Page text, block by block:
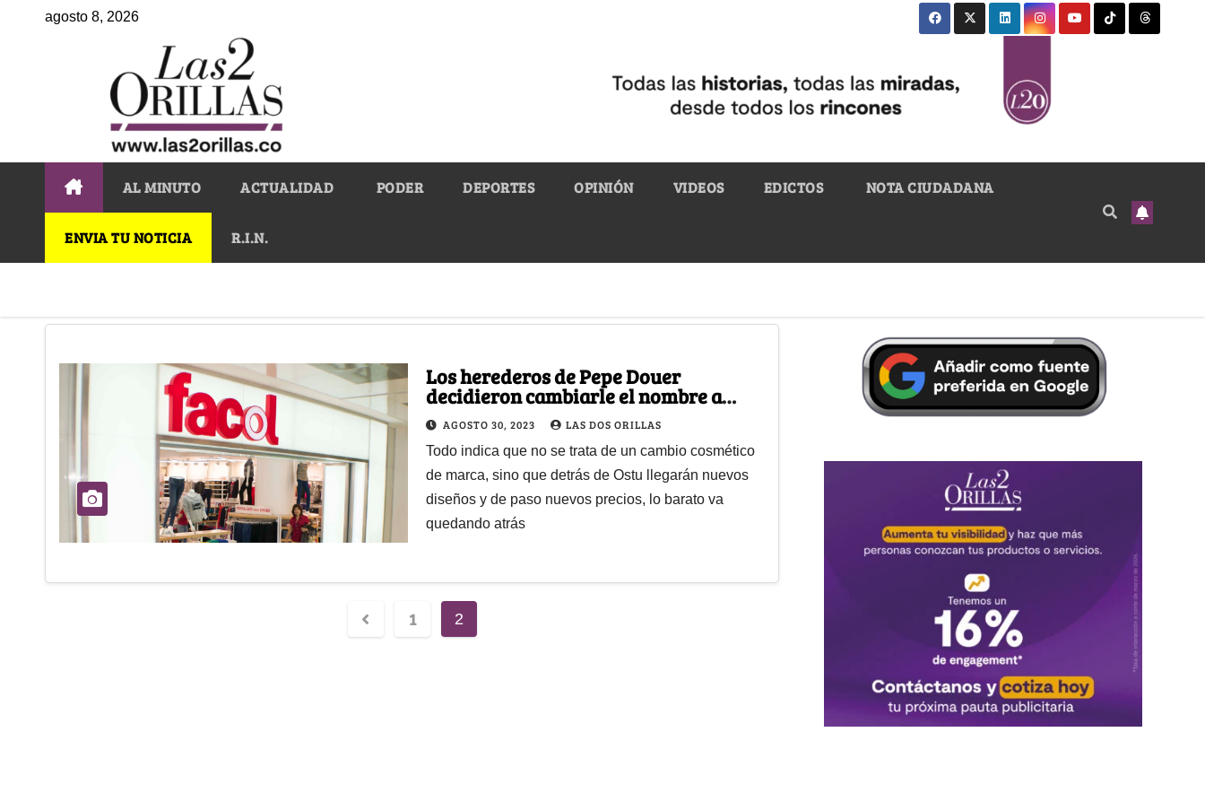
agosto 8, 2026
AL MINUTO ACTUALIDAD PODER DEPORTES OPINIÓN VIDEOS EDICTOS NOTA CIUDADANA
ENVIA TU NOTICIA R.I.N.
Los herederos de Pepe Douer
decidieron cambiarle el nombre a
Facol por Ostu ¿Qué buscan?
AGOSTO 30, 2023 LAS DOS ORILLAS
Todo indica que no se trata de un cambio cosmético
de marca, sino que detrás de Ostu llegarán nuevos
diseños y de paso nuevos precios, lo barato va
quedando atrás
1 2